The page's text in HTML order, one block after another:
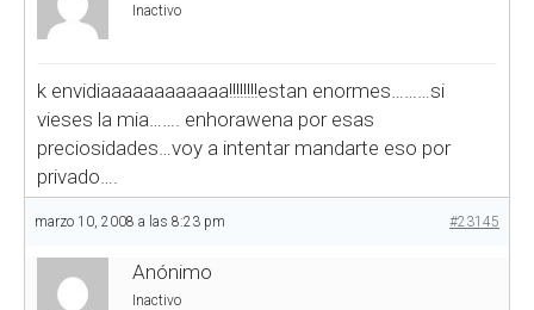
Inactivo
k envidiaaaaaaaaaaaa!!!!!!!!estan enormes………si
vieses la mia……. enhorawena por esas
preciosidades…voy a intentar mandarte eso por
privado….
marzo 10, 2008 a las 8:23 pm #23145
Anónimo
Inactivo